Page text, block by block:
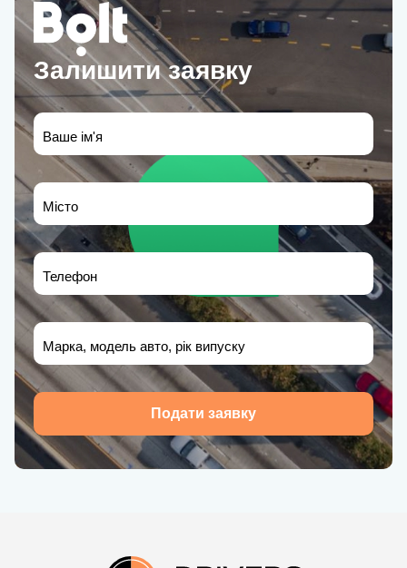
Залишити заявку
Ваше ім'я
Місто
Телефон
Марка, модель авто, рік випуску
Подати заявку